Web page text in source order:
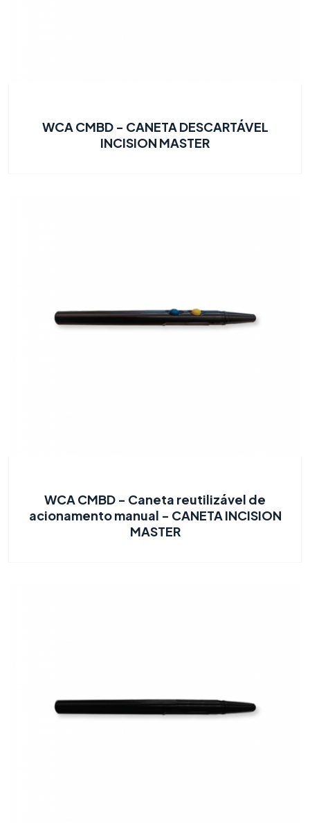
WCA CMBD - CANETA DESCARTÁVEL
INCISION MASTER
WCA CMBD - Caneta reutilizável de
acionamento manual - CANETA INCISION
MASTER